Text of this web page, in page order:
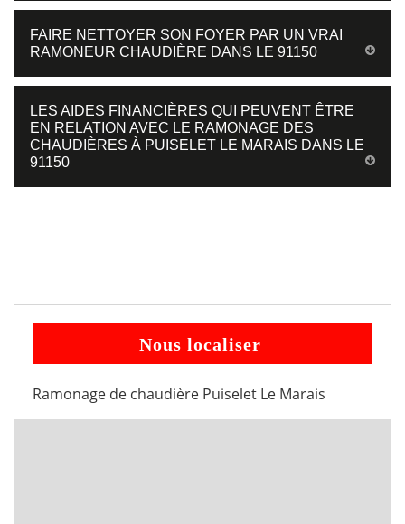
FAIRE NETTOYER SON FOYER PAR UN VRAI
RAMONEUR CHAUDIÈRE DANS LE 91150
LES AIDES FINANCIÈRES QUI PEUVENT ÊTRE
EN RELATION AVEC LE RAMONAGE DES
CHAUDIÈRES À PUISELET LE MARAIS DANS LE
91150
Nous localiser
Ramonage de chaudière Puiselet Le Marais